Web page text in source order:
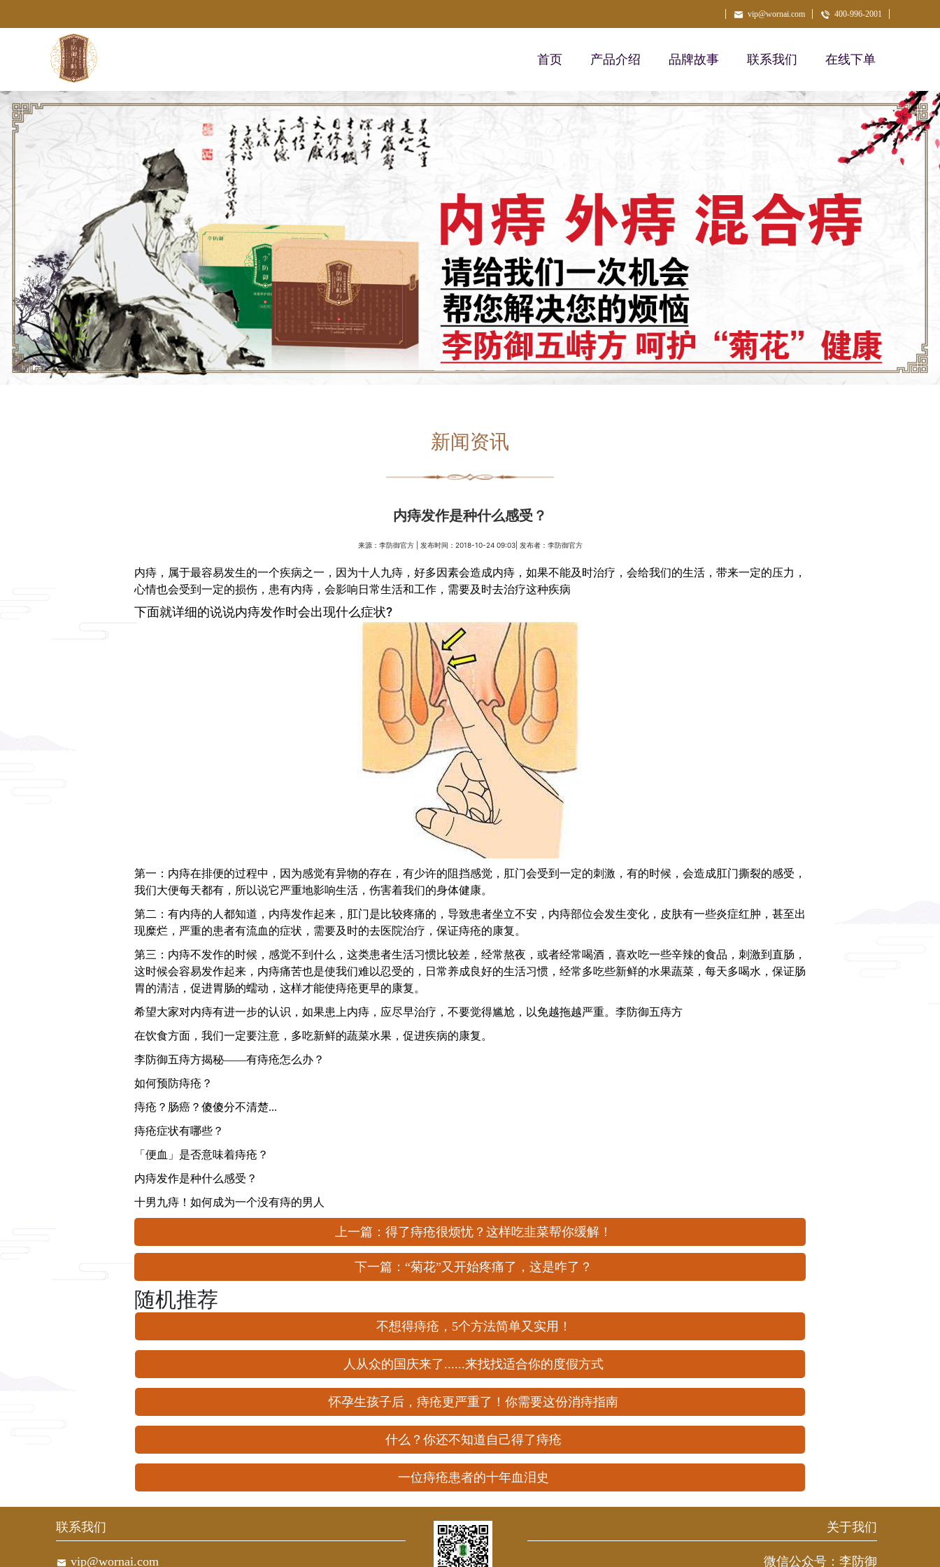
vip@wornai.com 400-996-2001
首页 产品介绍 品牌故事 联系我们 在线下单
新闻资讯
内痔发作是种什么感受？
来源： 李防御官方| 发布时间：2018-10-24 09:03| 发布者： 李防御官方
内痔，属于最容易发生的一个疾病之一，因为十人九痔，好多因素会造成内痔，如果不能及时治疗，会给我们的生活，带来一定的压力，
心情也会受到一定的损伤，患有内痔，会影响日常生活和工作，需要及时去治疗这种疾病
下面就详细的说说内痔发作时会出现什么症状?
第一：内痔在排便的过程中，因为感觉有异物的存在，有少许的阻挡感觉，肛门会受到一定的刺激，有的时候，会造成肛门撕裂的感受，
我们大便每天都有，所以说它严重地影响生活，伤害着我们的身体健康。
第二：有内痔的人都知道，内痔发作起来，肛门是比较疼痛的，导致患者坐立不安，内痔部位会发生变化，皮肤有一些炎症红肿，甚至出
现糜烂，严重的患者有流血的症状，需要及时的去医院治疗，保证痔疮的康复。
第三：内痔不发作的时候，感觉不到什么，这类患者生活习惯比较差，经常熬夜，或者经常喝酒，喜欢吃一些辛辣的食品，刺激到直肠，
这时候会容易发作起来，内痔痛苦也是使我们难以忍受的，日常养成良好的生活习惯，经常多吃些新鲜的水果蔬菜，每天多喝水，保证肠
胃的清洁，促进胃肠的蠕动，这样才能使痔疮更早的康复。
希望大家对内痔有进一步的认识，如果患上内痔，应尽早治疗，不要觉得尴尬，以免越拖越严重。 李防御五痔方
在饮食方面，我们一定要注意，多吃新鲜的蔬菜水果，促进疾病的康复。
李防御五痔方揭秘——有痔疮怎么办？
如何预防痔疮？
痔疮？肠癌？傻傻分不清楚...
痔疮症状有哪些？
「便血」是否意味着痔疮？
内痔发作是种什么感受？
十男九痔！如何成为一个没有痔的男人
上一篇：得了痔疮很烦忧？这样吃韭菜帮你缓解！
下一篇：“菊花”又开始疼痛了，这是咋了？
随机推荐
不想得痔疮，5个方法简单又实用！
人从众的国庆来了......来找找适合你的度假方式
怀孕生孩子后，痔疮更严重了！你需要这份消痔指南
什么？你还不知道自己得了痔疮
一位痔疮患者的十年血泪史
联系我们
vip@wornai.com
关于我们
微信公众号： 李防御